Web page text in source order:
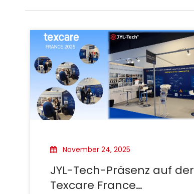
November 24, 2025
JYL-Tech-Präsenz auf der
Texcare France